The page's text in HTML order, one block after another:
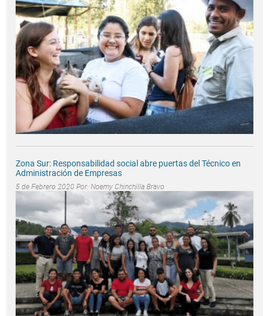
Zona Sur: Responsabilidad social abre puertas del Técnico en
Administración de Empresas
5 de Febrero 2020 Por: Noemy Chinchilla Bravo